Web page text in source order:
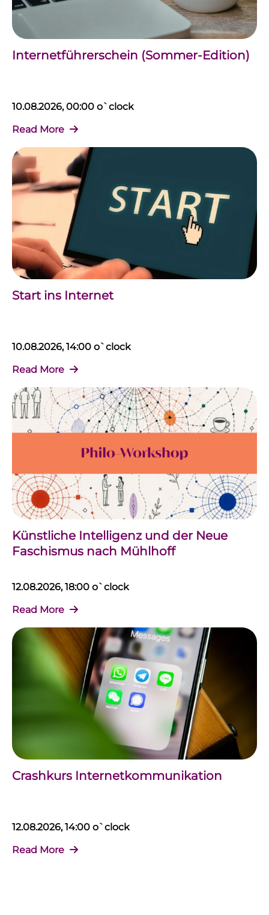
Internetführerschein (Sommer-Edition)
10.08.2026, 00:00 o`clock
Read More
Start ins Internet
10.08.2026, 14:00 o`clock
Read More
Künstliche Intelligenz und der Neue
Faschismus nach Mühlhoff
12.08.2026, 18:00 o`clock
Read More
Crashkurs Internetkommunikation
12.08.2026, 14:00 o`clock
Read More